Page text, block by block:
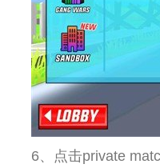
6、点击private